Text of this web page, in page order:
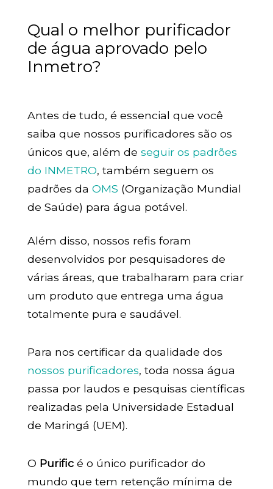
Qual o melhor purificador
de água aprovado pelo
Inmetro?
Antes de tudo, é essencial que você
saiba que nossos purificadores são os
únicos que, além de seguir os padrões
do INMETRO, também seguem os
padrões da OMS (Organização Mundial
de Saúde) para água potável.
Além disso, nossos refis foram
desenvolvidos por pesquisadores de
várias áreas, que trabalharam para criar
um produto que entrega uma água
totalmente pura e saudável.
Para nos certificar da qualidade dos
nossos purificadores, toda nossa água
passa por laudos e pesquisas científicas
realizadas pela Universidade Estadual
de Maringá (UEM).
O Purificé o único purificador do
mundo que tem retenção mínima de